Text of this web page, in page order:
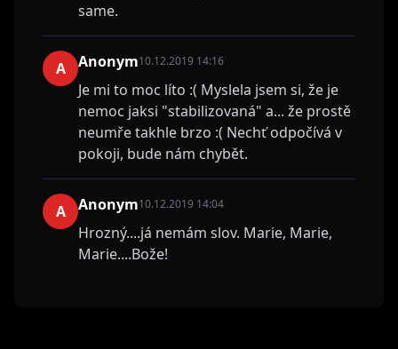
same.
A Anonym10.12.2019 14:16
Je mi to moc líto :( Myslela jsem si, že je
nemoc jaksi "stabilizovaná" a... že prostě
neumře takhle brzo :( Nechť odpočívá v
pokoji, bude nám chybět.
A Anonym10.12.2019 14:04
Hrozný....já nemám slov. Marie, Marie,
Marie....Bože!